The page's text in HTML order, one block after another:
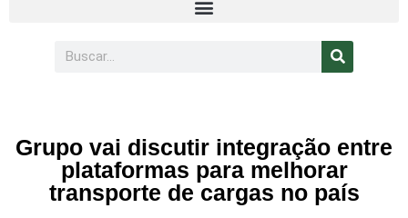
Grupo vai discutir integração entre
plataformas para melhorar
transporte de cargas no país